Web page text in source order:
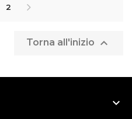
2
Torna all'inizio 
